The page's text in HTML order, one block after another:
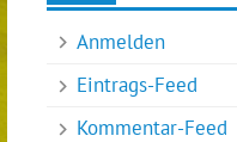
Anmelden
Eintrags-Feed
Kommentar-Feed